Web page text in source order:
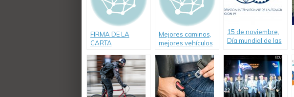
FIRMA DE LA
CARTA
SEGURIDAD VIAL
Mejores caminos,
mejores vehículos
peatones y
conductores.
15 de noviembre,
Día mundial de las
Accidentes de
Tránsito